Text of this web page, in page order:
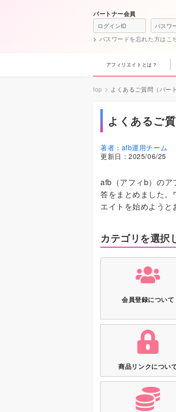
パートナー会員
パスワードを忘れた方はこ
アフィリエイトとは？
top よくあるご質問（パー
よくあるご
著者： afb運用チーム
更新日：2025/06/25
afb（アフィb）のア
答をまとめました。
エイトを始めようと
カテゴリを選択
会員登録について
商品リンクについ